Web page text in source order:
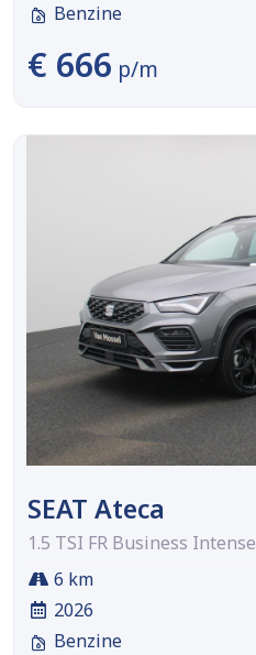
Benzine
€ 666 p/m
SEAT Ateca
1.5 TSI FR Business Intense
6 km
2026
Benzine